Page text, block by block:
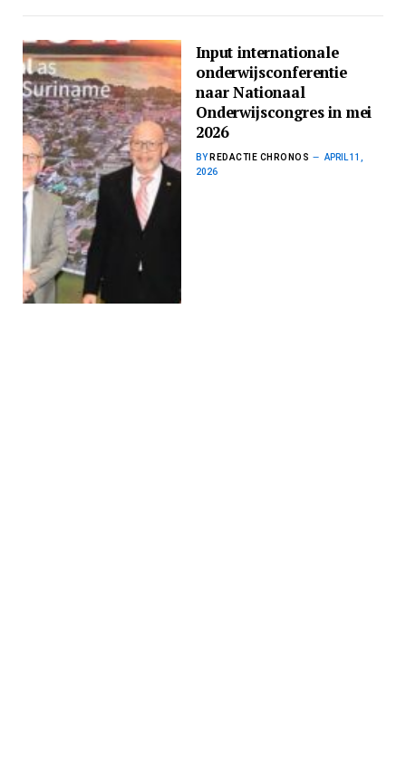
Input internationale
onderwijsconferentie
naar Nationaal
Onderwijscongres in mei
2026
BY REDACTIE CHRONOS
APRIL 11,
2026